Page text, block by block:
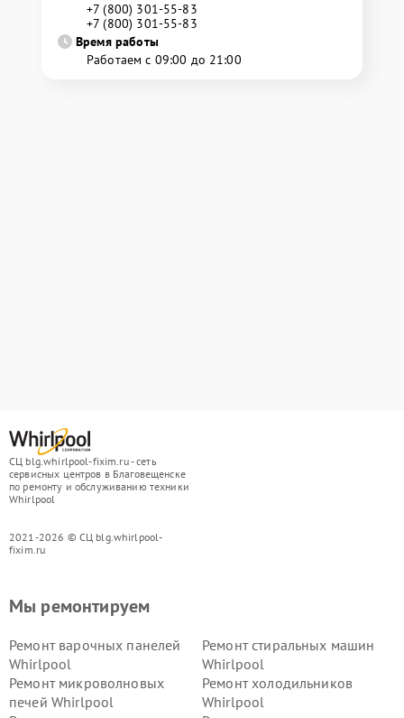
+7 (800) 301-55-83
+7 (800) 301-55-83
Время работы
Работаем с 09:00 до 21:00
СЦ blg.whirlpool-fixim.ru - сеть
сервисных центров в Благовещенске
по ремонту и обслуживанию техники
Whirlpool
2021-2026 © СЦ blg.whirlpool-
fixim.ru
Мы ремонтируем
Ремонт варочных панелей
Whirlpool
Ремонт стиральных машин
Whirlpool
Ремонт микроволновых
печей Whirlpool
Ремонт холодильников
Whirlpool